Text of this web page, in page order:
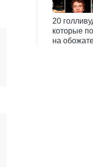
20
которые
на